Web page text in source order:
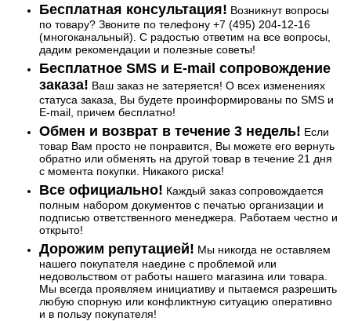
Бесплатная консультация! Возникнут вопросы
по товару? Звоните по телефону +7 (495) 204-12-16
(многоканальный). С радостью ответим на все вопросы,
дадим рекомендации и полезные советы!
Бесплатное SMS и E-mail сопровождение
заказа! Ваш заказ не затеряется! О всех изменениях
статуса заказа, Вы будете проинформированы по SMS и
E-mail, причем бесплатно!
Обмен и возврат в течение 3 недель! Если
товар Вам просто не понравится, Вы можете его вернуть
обратно или обменять на другой товар в течение 21 дня
с момента покупки. Никакого риска!
Все официально! Каждый заказ сопровождается
полным набором документов с печатью организации и
подписью ответственного менеджера. Работаем честно и
открыто!
Дорожим репутацией! Мы никогда не оставляем
нашего покупателя наедине с проблемой или
недовольством от работы нашего магазина или товара.
Мы всегда проявляем инициативу и пытаемся разрешить
любую спорную или конфликтную ситуацию оперативно
и в пользу покупателя!